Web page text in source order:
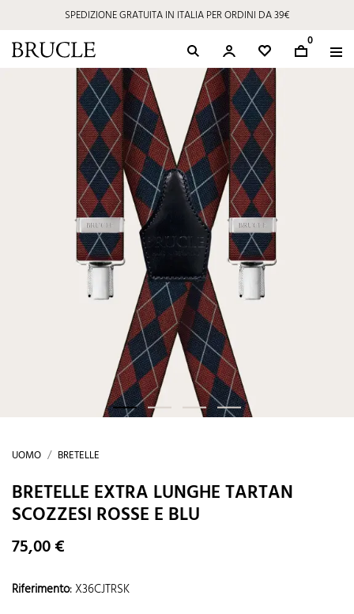
SPEDIZIONE GRATUITA IN ITALIA PER ORDINI DA 39€
0
UOMO BRETELLE
BRETELLE EXTRA LUNGHE TARTAN
SCOZZESI ROSSE E BLU
75,00 €
Riferimento:X36CJTRSK